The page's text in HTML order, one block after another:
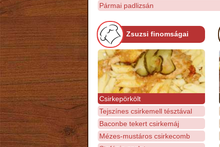
Pármai padlizsán
Zsuzsi finomságai
Csirkepörkölt
Tejszínes csirkemell tésztával
Baconbe tekert csirkemáj
Mézes-mustáros csirkecomb